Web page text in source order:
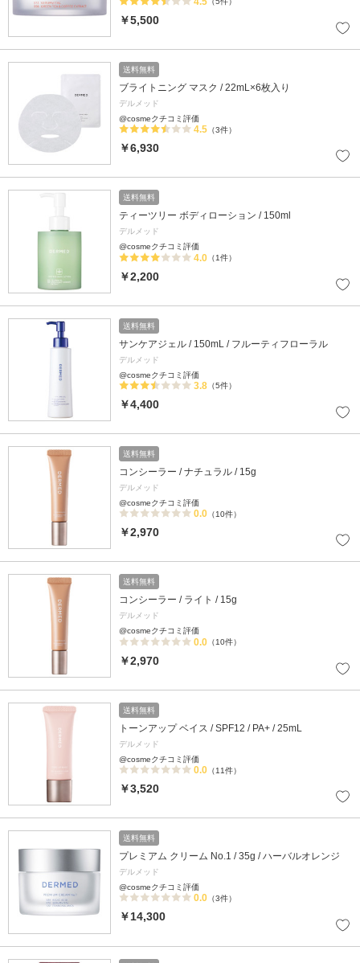
￥5,500
送料無料
ブライトニング マスク / 22mL×6枚入り
デルメッド
@cosmeクチコミ評価
4.5 （3件）
￥6,930
送料無料
ティーツリー ボディローション / 150ml
デルメッド
@cosmeクチコミ評価
4.0 （1件）
￥2,200
送料無料
サンケアジェル / 150mL / フルーティフローラル
デルメッド
@cosmeクチコミ評価
3.8 （5件）
￥4,400
送料無料
コンシーラー / ナチュラル / 15g
デルメッド
@cosmeクチコミ評価
0.0 （10件）
￥2,970
送料無料
コンシーラー / ライト / 15g
デルメッド
@cosmeクチコミ評価
0.0 （10件）
￥2,970
送料無料
トーンアップ ベイス / SPF12 / PA+ / 25mL
デルメッド
@cosmeクチコミ評価
0.0 （11件）
￥3,520
送料無料
プレミアム クリーム No.1 / 35g / ハーバルオレンジ
デルメッド
@cosmeクチコミ評価
0.0 （3件）
￥14,300